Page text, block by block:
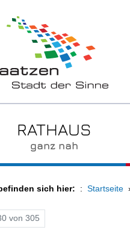
RATHAUS
ganz nah
sich hier: Startseite
von 305